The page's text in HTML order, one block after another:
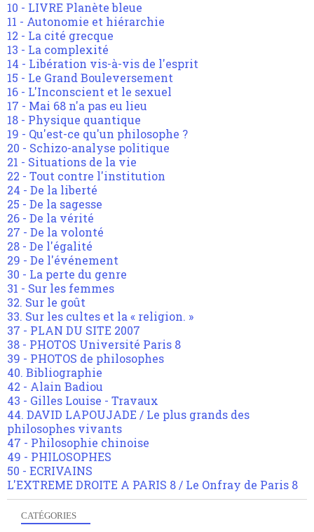
10 - LIVRE Planète bleue
11 - Autonomie et hiérarchie
12 - La cité grecque
13 - La complexité
14 - Libération vis-à-vis de l'esprit
15 - Le Grand Bouleversement
16 - L'Inconscient et le sexuel
17 - Mai 68 n'a pas eu lieu
18 - Physique quantique
19 - Qu'est-ce qu'un philosophe ?
20 - Schizo-analyse politique
21 - Situations de la vie
22 - Tout contre l'institution
24 - De la liberté
25 - De la sagesse
26 - De la vérité
27 - De la volonté
28 - De l'égalité
29 - De l'événement
30 - La perte du genre
31 - Sur les femmes
32. Sur le goût
33. Sur les cultes et la « religion. »
37 - PLAN DU SITE 2007
38 - PHOTOS Université Paris 8
39 - PHOTOS de philosophes
40. Bibliographie
42 - Alain Badiou
43 - Gilles Louise - Travaux
44. DAVID LAPOUJADE / Le plus grands des
philosophes vivants
47 - Philosophie chinoise
49 - PHILOSOPHES
50 - ECRIVAINS
L'EXTREME DROITE A PARIS 8 / Le Onfray de Paris 8
CATÉGORIES